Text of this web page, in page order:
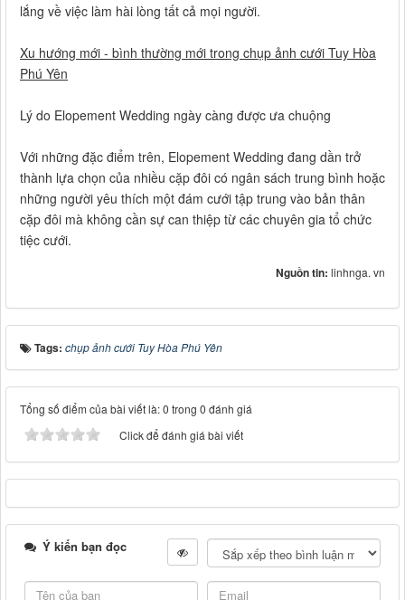
lắng về việc làm hài lòng tất cả mọi người.
Xu hướng mới - bình thường mới trong chụp ảnh cưới Tuy Hòa
Phú Yên
Lý do Elopement Wedding ngày càng được ưa chuộng
Với những đặc điểm trên, Elopement Wedding đang dần trở
thành lựa chọn của nhiều cặp đôi có ngân sách trung bình hoặc
những người yêu thích một đám cưới tập trung vào bản thân
cặp đôi mà không cần sự can thiệp từ các chuyên gia tổ chức
tiệc cưới.
Nguồn tin: linhnga. vn
Tags: chụp ảnh cưới Tuy Hòa Phú Yên
Tổng số điểm của bài viết là: 0 trong 0 đánh giá
Click để đánh giá bài viết
Ý kiến bạn đọc